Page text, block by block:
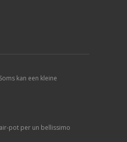
kan een kleine
pot per un bellissimo